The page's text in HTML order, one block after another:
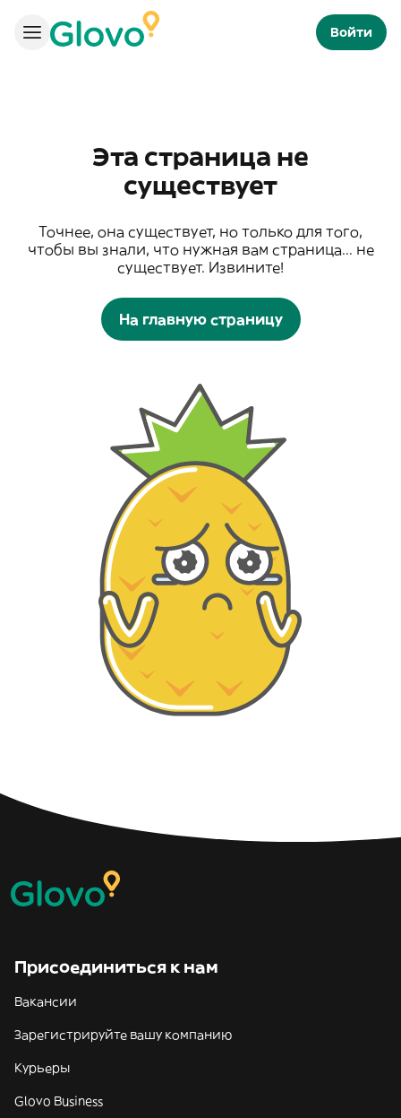
Войти
Эта страница не
существует
Точнее, она существует, но только для того,
чтобы вы знали, что нужная вам страница... не
существует. Извините!
На главную страницу
Присоединиться к нам
Вакансии
Зарегистрируйте вашу компанию
Курьеры
Glovo Business